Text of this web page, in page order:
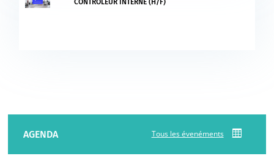
CONTROLEUR INTERNE (H/F)
AGENDA Tous les évenéments